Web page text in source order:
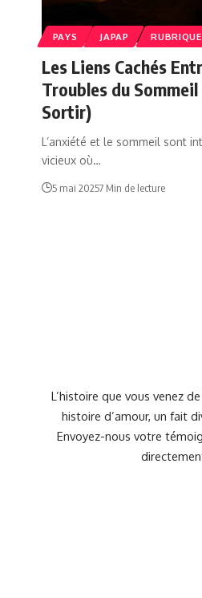
PAYS JAPAP RUBRIQUE
Les Liens Cachés
Troubles du Sommeil
Sortir)
L’anxiété et le sommeil sont
vicieux où…
5 mai 20257 Min de lecture
L’histoire que vous venez
histoire d’amour, un fait
Envoyez-nous votre